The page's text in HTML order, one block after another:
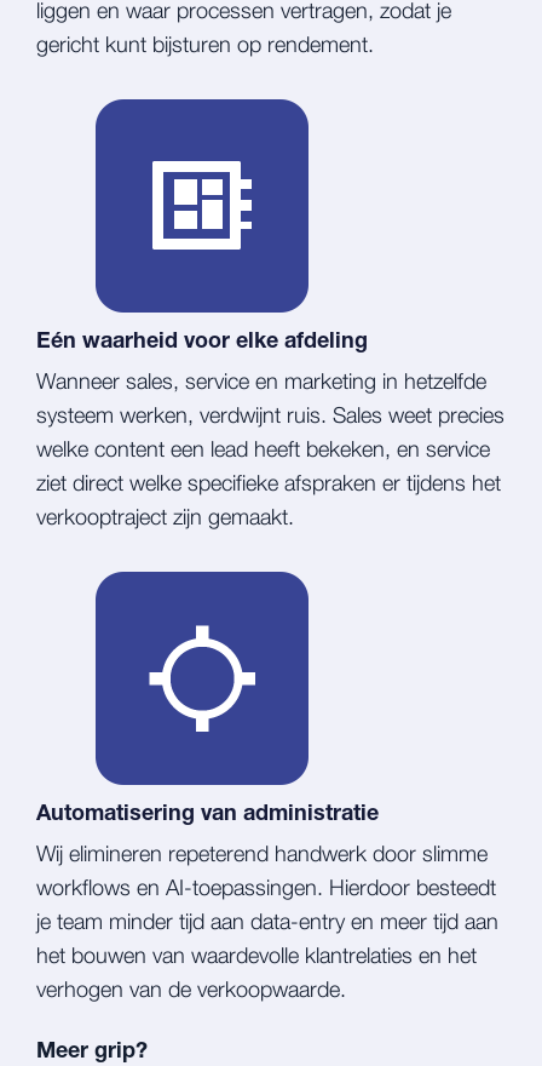
liggen en waar processen vertragen, zodat je
gericht kunt bijsturen op rendement.
Eén waarheid voor elke afdeling
Wanneer sales, service en marketing in hetzelfde
systeem werken, verdwijnt ruis. Sales weet precies
welke content een lead heeft bekeken, en service
ziet direct welke specifieke afspraken er tijdens het
verkooptraject zijn gemaakt.
Automatisering van administratie
Wij elimineren repeterend handwerk door slimme
workflows en AI-toepassingen. Hierdoor besteedt
je team minder tijd aan data-entry en meer tijd aan
het bouwen van waardevolle klantrelaties en het
verhogen van de verkoopwaarde.
Meer grip?